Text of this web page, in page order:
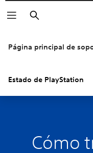
Buscar
Página principal de
Estado de PlayStation
Cómo